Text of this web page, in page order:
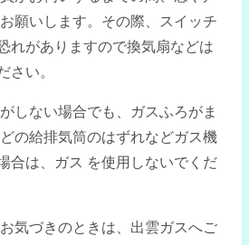
願いします。その際、スイッチ
れがありますので換気扇などは
さい。
しない場合でも、ガスふろがま
の給排気筒のはずれなどガス機
合は、ガス を使用しないでくだ
気づきのときは、出雲ガスへご